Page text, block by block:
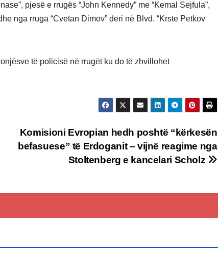
pjesë e rrugës “John Kennedy” me “Kemal Sejfula”,
nga rruga “Cvetan Dimov” deri në Blvd. “Krste Petkov
të policisë në rrugët ku do të zhvillohet
Komisioni Evropian hedh poshtë “kërkesën
befasuese” të Erdoganit – vijnë reagime nga
Stoltenberg e kancelari Scholz